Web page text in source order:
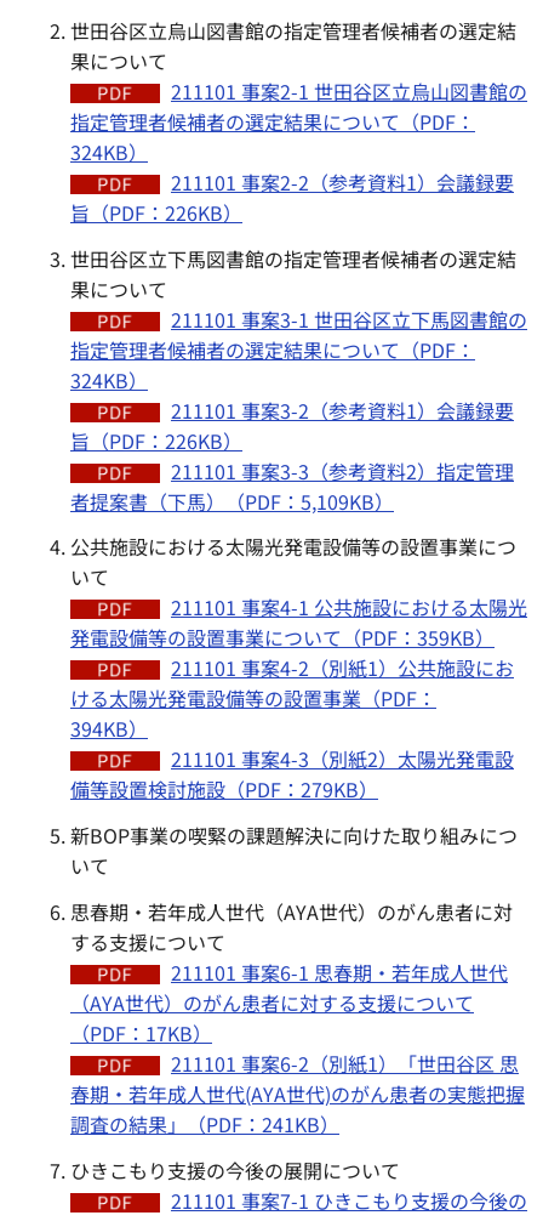
世田谷区立烏山図書館の指定管理者候補者の選定結
果について
211101 事案2-1 世田谷区立烏山図書館の
指定管理者候補者の選定結果について（PDF：
324KB）
211101 事案2-2（参考資料1）会議録要
旨（PDF：226KB）
世田谷区立下馬図書館の指定管理者候補者の選定結
果について
211101 事案3-1 世田谷区立下馬図書館の
指定管理者候補者の選定結果について（PDF：
324KB）
211101 事案3-2（参考資料1）会議録要
旨（PDF：226KB）
211101 事案3-3（参考資料2）指定管理
者提案書（下馬）（PDF：5,109KB）
公共施設における太陽光発電設備等の設置事業につ
いて
211101 事案4-1 公共施設における太陽光
発電設備等の設置事業について（PDF：359KB）
211101 事案4-2（別紙1）公共施設にお
ける太陽光発電設備等の設置事業（PDF：
394KB）
211101 事案4-3（別紙2）太陽光発電設
備等設置検討施設（PDF：279KB）
新BOP事業の喫緊の課題解決に向けた取り組みにつ
いて
思春期・若年成人世代（AYA世代）のがん患者に対
する支援について
211101 事案6-1 思春期・若年成人世代
（AYA世代）のがん患者に対する支援について
（PDF：17KB）
211101 事案6-2（別紙1）「世田谷区 思
春期・若年成人世代(AYA世代)のがん患者の実態把握
調査の結果」（PDF：241KB）
ひきこもり支援の今後の展開について
211101 事案7-1 ひきこもり支援の今後の